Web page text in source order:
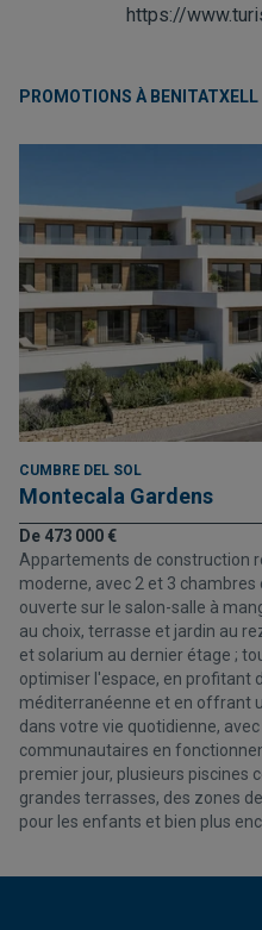
https://
PROMOTIONS À BENITATXELL
CUMBRE DEL SOL
Montecala Gardens
De 473 000 €
Appartements de construction
moderne, avec 2 et 3 chambres
ouverte sur le salon-salle à
au choix, terrasse et jardin au
et solarium au dernier étage ;
optimiser l'espace, en profitant
méditerranéenne et en offrant
dans votre vie quotidienne,
communautaires en
premier jour, plusieurs piscines
grandes terrasses, des zones
pour les enfants et bien plus